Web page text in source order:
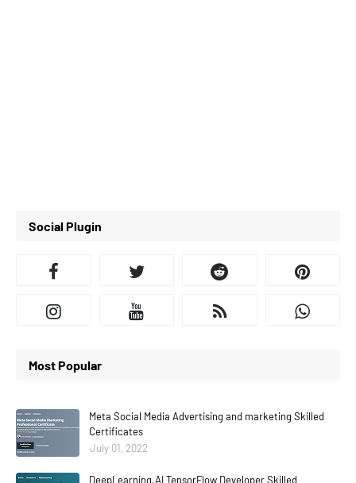
Social Plugin
Most Popular
Meta Social Media Advertising and marketing Skilled
Certificates
July 01, 2022
DeepLearning.AI TensorFlow Developer Skilled